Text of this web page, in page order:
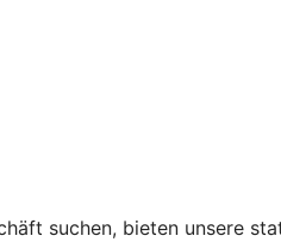
suchen, bieten unsere